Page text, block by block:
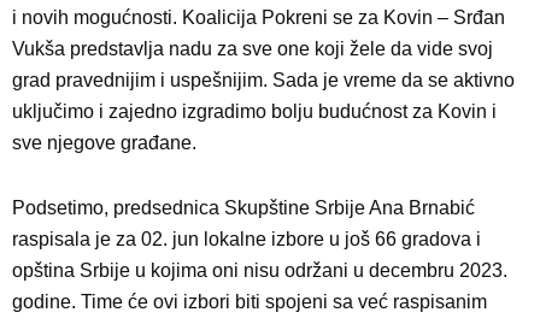
i novih mogućnosti. Koalicija Pokreni se za Kovin – Srđan
Vukša predstavlja nadu za sve one koji žele da vide svoj
grad pravednijim i uspešnijim. Sada je vreme da se aktivno
uključimo i zajedno izgradimo bolju budućnost za Kovin i
sve njegove građane.
Podsetimo, predsednica Skupštine Srbije Ana Brnabić
raspisala je za 02. jun lokalne izbore u još 66 gradova i
opština Srbije u kojima oni nisu održani u decembru 2023.
godine. Time će ovi izbori biti spojeni sa već raspisanim